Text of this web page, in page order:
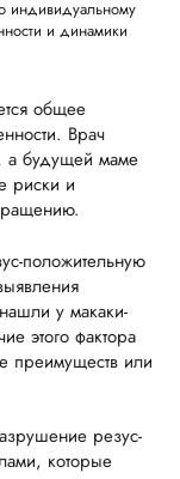
индивидуальному
и динамики
общее
Врач
а будущей маме
риски и
положительную
у макаки-
этого фактора
преимуществ или
резус-
которые